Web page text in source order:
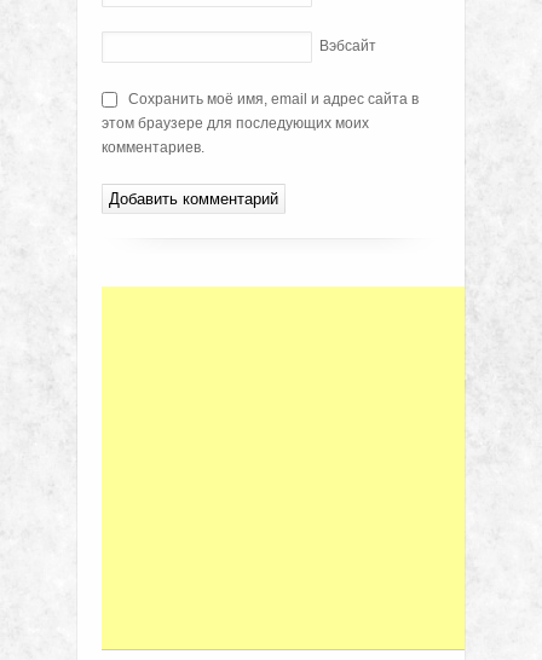
Вэбсайт
Сохранить моё имя, email и адрес сайта в
этом браузере для последующих моих
комментариев.